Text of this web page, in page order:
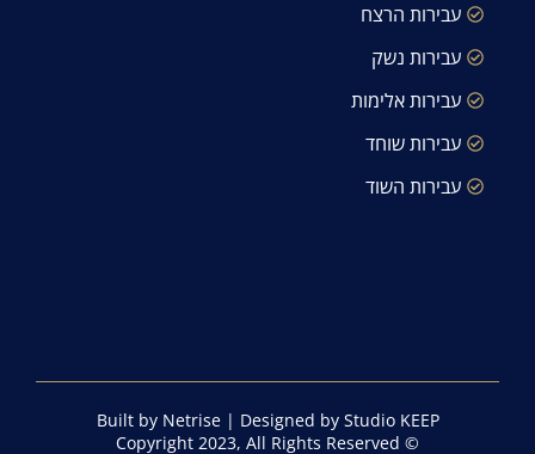
עבירות הרצח
עבירות נשק
עבירות אלימות
עבירות שוחד
עבירות השוד
© Copyright 2023, All Rights Reserved
Built by Netrise| Designed by Studio KEEP